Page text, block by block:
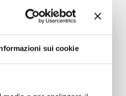
sui cookie